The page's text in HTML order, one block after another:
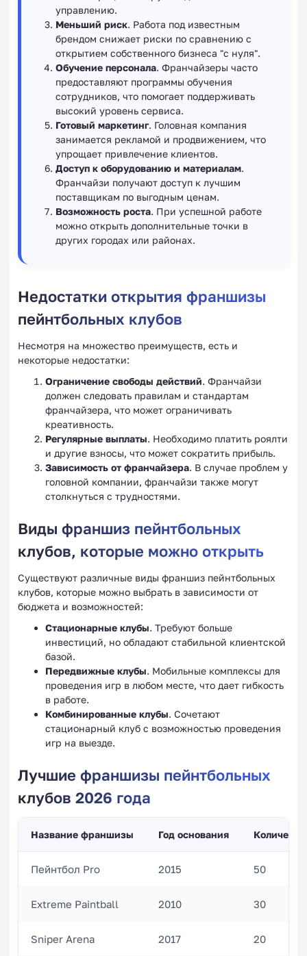
управлению.
Меньший риск. Работа под известным
брендом снижает риски по сравнению с
открытием собственного бизнеса "с нуля".
Обучение персонала. Франчайзеры часто
предоставляют программы обучения
сотрудников, что помогает поддерживать
высокий уровень сервиса.
Готовый маркетинг. Головная компания
занимается рекламой и продвижением, что
упрощает привлечение клиентов.
Доступ к оборудованию и материалам.
Франчайзи получают доступ к лучшим
поставщикам по выгодным ценам.
Возможность роста. При успешной работе
можно открыть дополнительные точки в
других городах или районах.
Недостатки открытия франшизы
пейнтбольных клубов
Несмотря на множество преимуществ, есть и
некоторые недостатки:
Ограничение свободы действий. Франчайзи
должен следовать правилам и стандартам
франчайзера, что может ограничивать
креативность.
Регулярные выплаты. Необходимо платить роялти
и другие взносы, что может сократить прибыль.
Зависимость от франчайзера. В случае проблем у
головной компании, франчайзи также могут
столкнуться с трудностями.
Виды франшиз пейнтбольных
клубов, которые можно открыть
Существуют различные виды франшиз пейнтбольных
клубов, которые можно выбрать в зависимости от
бюджета и возможностей:
Стационарные клубы. Требуют больше
инвестиций, но обладают стабильной клиентской
базой.
Передвижные клубы. Мобильные комплексы для
проведения игр в любом месте, что дает гибкость
в работе.
Комбинированные клубы. Сочетают
стационарный клуб с возможностью проведения
игр на выезде.
Лучшие франшизы пейнтбольных
клубов 2026 года
Название франшизы Год основания
Пейнтбол Pro 2015 50
Extreme Paintball 2010 30
Sniper Arena 2017 20